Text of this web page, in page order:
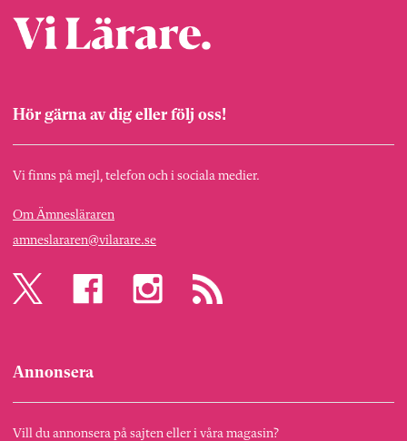
Hör gärna av dig eller följ oss!
Vi finns på mejl, telefon och i sociala medier.
Om Ämnesläraren
amneslararen@vilarare.se
Annonsera
Vill du annonsera på sajten eller i våra magasin?